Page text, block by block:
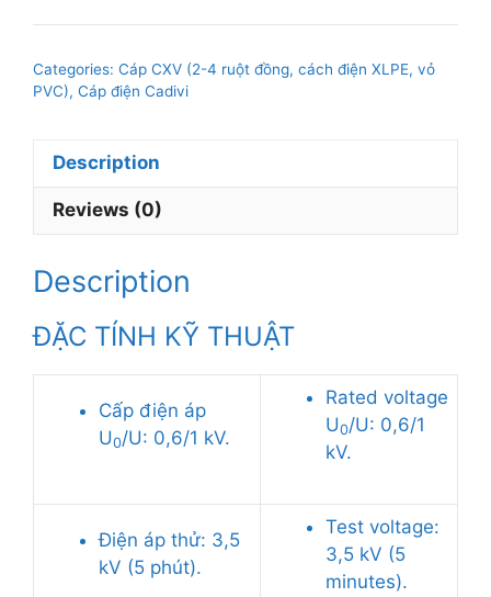
Cadivi
3x300mm2,
Categories: Cáp CXV (2-4 ruột đồng, cách điện XLPE, vỏ
PVC), Cáp điện Cadivi
Description
Reviews (0)
Description
ĐẶC TÍNH KỸ THUẬT
Cấp điện áp
U0/U: 0,6/1 kV.
Rated voltage
U0/U: 0,6/1
kV.
Điện áp thử: 3,5
kV (5 phút).
Test voltage:
3,5 kV (5
minutes).